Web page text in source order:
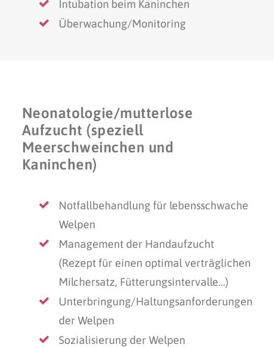
Intubation beim Kaninchen
Überwachung/Monitoring
Neonatologie/mutterlose
Aufzucht (speziell
Meerschweinchen und
Kaninchen)
Notfallbehandlung für lebensschwache
Welpen
Management der Handaufzucht
(Rezept für einen optimal verträglichen
Milchersatz, Fütterungsintervalle…)
Unterbringung/Haltungsanforderungen
der Welpen
Sozialisierung der Welpen